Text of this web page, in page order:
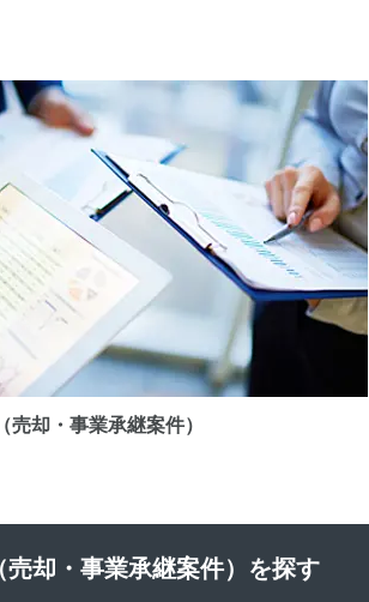
却・事業承継案件）
却・事業承継案件）を探す